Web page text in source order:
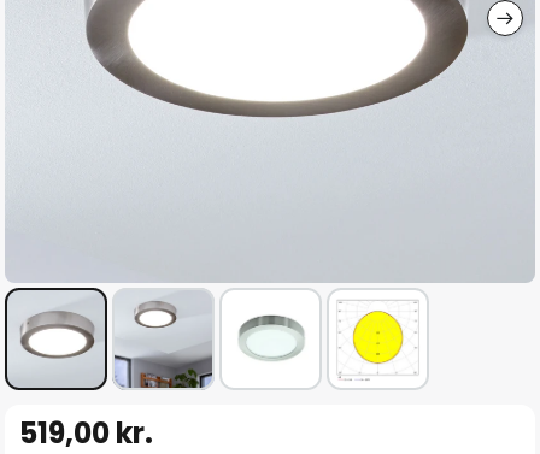
519,00 kr.